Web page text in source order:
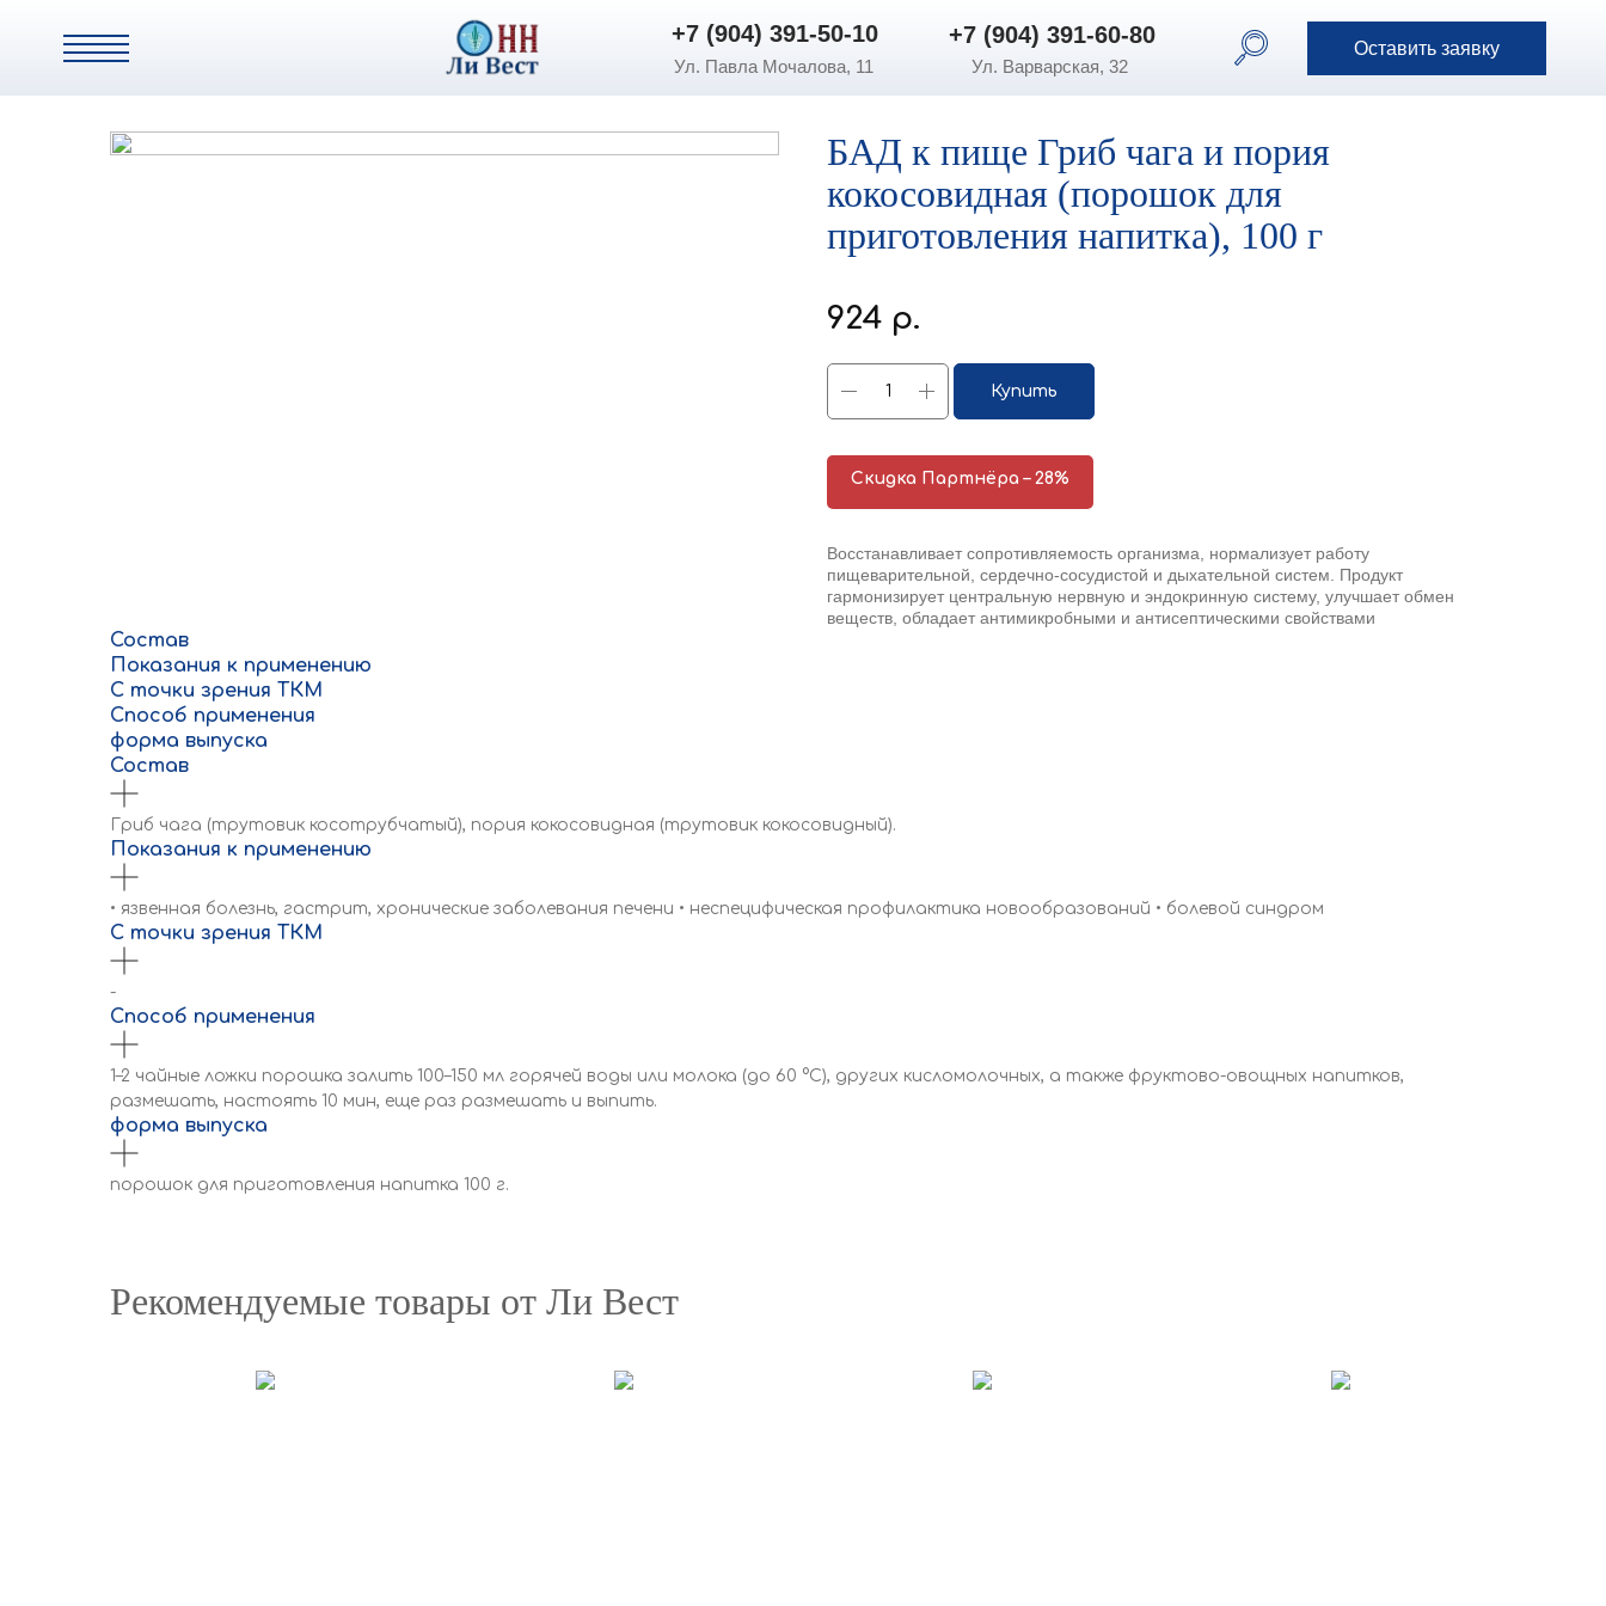
Оставить заявку
Ул. Варварская, 32
Ул. Павла Мочалова, 11
+7 (904) 391-60-80
+7 (904) 391-50-10 Оставить заявку
+7 (904) 391-60-80
+7 (904) 391-50-10
БАД к пище Гриб чага и пория
кокосовидная (порошок для
приготовления напитка), 100 г
924 р.
Купить
Скидка Партнёра – 28%
Восстанавливает сопротивляемость организма, нормализует работу
пищеварительной, сердечно-сосудистой и дыхательной систем. Продукт
гармонизирует центральную нервную и эндокринную систему, улучшает обмен
веществ, обладает антимикробными и антисептическими свойствами
Состав
Показания к применению
С точки зрения ТКМ
Способ применения
форма выпуска
Состав
Гриб чага (трутовик косотрубчатый), пория кокосовидная (трутовик кокосовидный).
Показания к применению
• язвенная болезнь, гастрит, хронические заболевания печени • неспецифическая профилактика новообразований • болевой синдром
С точки зрения ТКМ
-
Способ применения
1–2 чайные ложки порошка залить 100–150 мл горячей воды или молока (до 60 °С), других кисломолочных, а также фруктово-овощных напитков,
размешать, настоять 10 мин, еще раз размешать и выпить.
форма выпуска
порошок для приготовления напитка 100 г.
Рекомендуемые товары от Ли Вест